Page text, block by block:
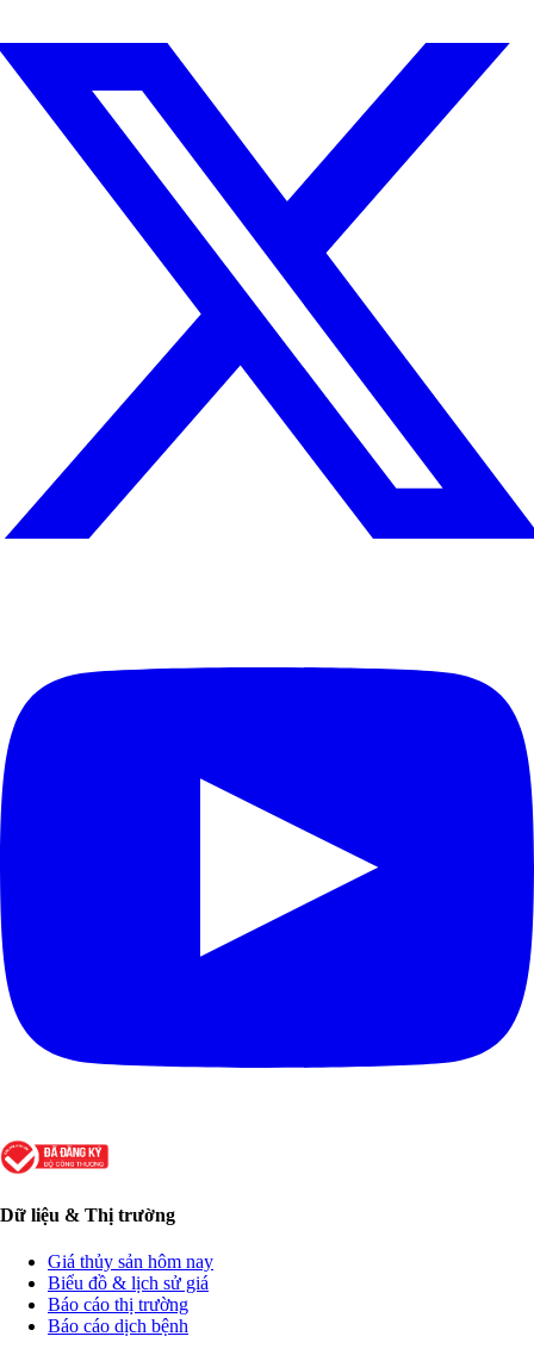
Dữ liệu & Thị trường
Giá thủy sản hôm nay
Biểu đồ & lịch sử giá
Báo cáo thị trường
Báo cáo dịch bệnh